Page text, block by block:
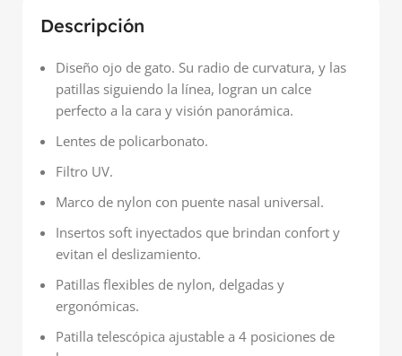
Descripción
Diseño ojo de gato. Su radio de curvatura, y las
patillas siguiendo la línea, logran un calce
perfecto a la cara y visión panorámica.
Lentes de policarbonato.
Filtro UV.
Marco de nylon con puente nasal universal.
Insertos soft inyecta­dos que brindan confort y
evitan el deslizamiento.
Patillas flexibles de nylon, delgadas y
ergonómicas.
Patilla telescópica ajustable a 4 posiciones de